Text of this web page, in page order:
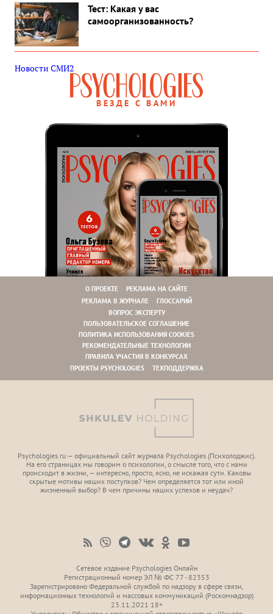
Тест: Какая у вас
самоорганизованность?
Новости СМИ2
ВЕЗДЕ С ВАМИ
О ПРОЕКТЕ
РЕКЛАМА НА САЙТЕ
РЕКЛАМА В ЖУРНАЛЕ
ГЛОССАРИЙ
ВОПРОС ЭКСПЕРТУ
ПОЛЬЗОВАТЕЛЬСКОЕ СОГЛАШЕНИЕ
ПОЛИТИКА ИСПОЛЬЗОВАНИЯ COOKIES
РЕКОМЕНДАТЕЛЬНЫЕ ТЕХНОЛОГИИ
ПРАВИЛА УЧАСТИЯ В КОНКУРСАХ
ПРОЕКТЫ PSYCHOLOGIES
ТЕХПОДДЕРЖКА
Psychologies.ru — официальный сайт журнала Psychologies (Психoлоджиc).
На его страницах мы говорим о психологии, о смысле того, что с нами
происходит в жизни, — интересно, просто, ясно, не искажая сути. Каковы
скрытые мотивы наших поступков? Чем определяется тот или иной
жизненный выбор? В чем причины наших успехов и неудач?
Сетевое издание Psychologies Онлайн
Регистрационный номер ЭЛ № ФС 77 - 82353
Зарегистрировано Федеральной службой по надзору в сфере связи,
информационных технологий и массовых коммуникаций (Роскомнадзор)
23.11.2021 18+